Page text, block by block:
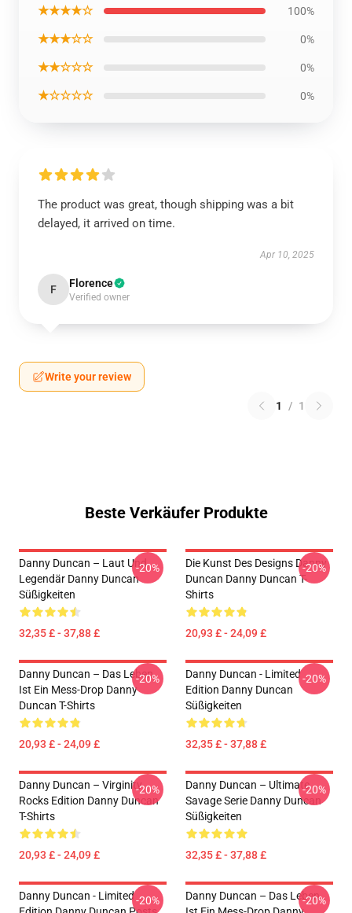
★★★★☆ 100%
★★★☆☆ 0%
★★☆☆☆ 0%
★☆☆☆☆ 0%
The product was great, though shipping was a bit
delayed, it arrived on time.
Apr 10, 2025
F Florence
Verified owner
Write your review
1 / 1
Beste Verkäufer Produkte
Danny Duncan – Laut Und
Legendär Danny Duncan
Süßigkeiten
32,35 £ - 37,88 £
-20%
Die Kunst Des Designs Danny
Duncan Danny Duncan T-
Shirts
20,93 £ - 24,09 £
-20%
Danny Duncan – Das Leben
Ist Ein Mess-Drop Danny
Duncan T-Shirts
20,93 £ - 24,09 £
-20%
Danny Duncan - Limited
Edition Danny Duncan
Süßigkeiten
32,35 £ - 37,88 £
-20%
Danny Duncan – Virginity
Rocks Edition Danny Duncan
T-Shirts
20,93 £ - 24,09 £
-20%
Danny Duncan – Ultimate
Savage Serie Danny Duncan
Süßigkeiten
32,35 £ - 37,88 £
-20%
Danny Duncan - Limited-20%
Danny Duncan – Das Leben
-20%